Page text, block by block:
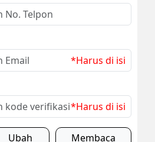
*Harus di isi
*Harus di isi
Ubah
Membaca